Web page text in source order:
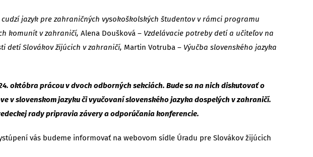
jazyk pre zahraničných vysokoškolských študentov v rámci programu
komunít v zahraničí, Alena Doušková – Vzdelávacie potreby detí a učiteľov na
detí Slovákov žijúcich v zahraničí, Martin Votruba – Výučba slovenského jazyka
októbra prácou v dvoch odborných sekciách. Bude sa na nich diskutovať o
v slovenskom jazyku či vyučovaní slovenského jazyka dospelých v zahraničí.
rady pripravia závery a odporúčania konferencie.
vás budeme informovať na webovom sídle Úradu pre Slovákov žijúcich